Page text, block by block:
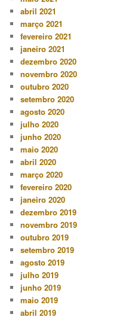
abril 2021
março 2021
fevereiro 2021
janeiro 2021
dezembro 2020
novembro 2020
outubro 2020
setembro 2020
agosto 2020
julho 2020
junho 2020
maio 2020
abril 2020
março 2020
fevereiro 2020
janeiro 2020
dezembro 2019
novembro 2019
outubro 2019
setembro 2019
agosto 2019
julho 2019
junho 2019
maio 2019
abril 2019